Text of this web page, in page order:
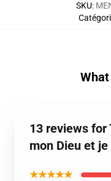
SKU:
13 reviews for
mon Dieu et
★★★★★